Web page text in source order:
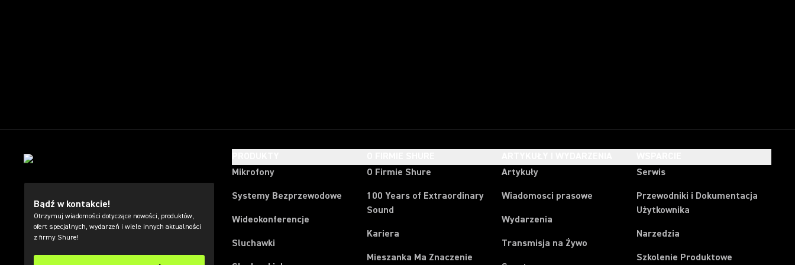
Bądź w kontakcie!
Otrzymuj wiadomości dotyczące nowości, produktów,
ofert specjalnych, wydarzeń i wiele innych aktualności
z firmy Shure!
Mikrofony
Systemy Bezprzewodowe
Wideokonferencje
Sluchawki
O Firmie Shure
100 Years of Extraordinary
Sound
Kariera
Mieszanka Ma Znaczenie
Artykuły
Wiadomosci prasowe
Wydarzenia
Transmisja na Żywo
Serwis
Przewodniki i Dokumentacja
Użytkownika
Narzedzia
Szkolenie Produktowe